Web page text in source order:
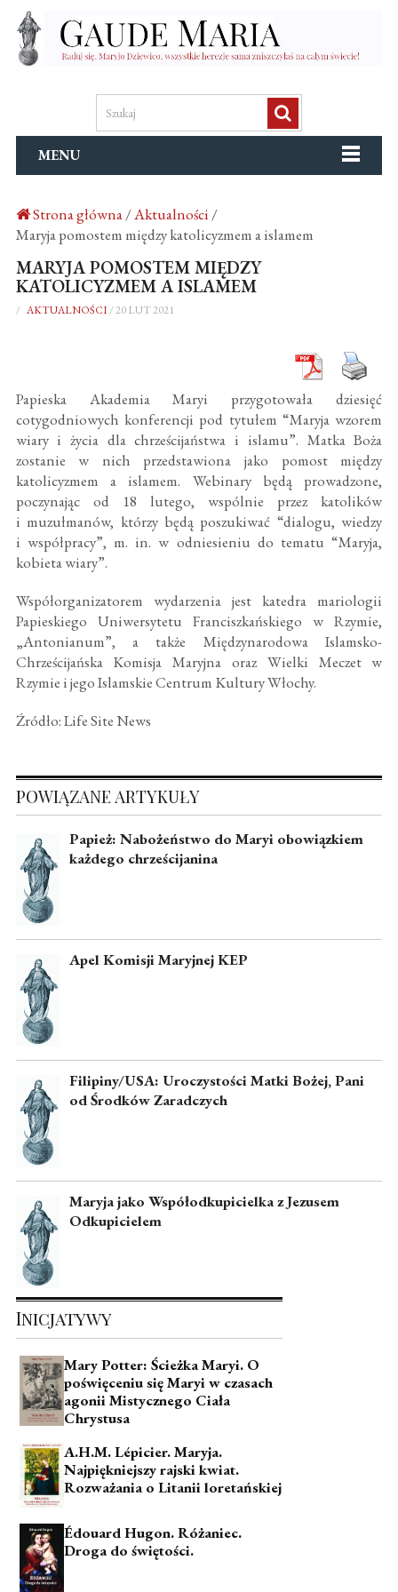
MENU
Strona główna/Aktualności /
Maryja pomostem między katolicyzmem a islamem
MARYJA POMOSTEM MIĘDZY
KATOLICYZMEM A ISLAMEM
/ AKTUALNOŚCI / 20 LUT 2021
Papieska Akademia Maryi przygotowała dziesięć
cotygodniowych konferencji pod tytułem “Maryja wzorem
wiary i życia dla chrześcijaństwa i islamu”. Matka Boża
zostanie w nich przedstawiona jako pomost między
katolicyzmem a islamem. Webinary będą prowadzone,
poczynając od 18 lutego, wspólnie przez katolików
i muzułmanów, którzy będą poszukiwać “dialogu, wiedzy
i współpracy”, m. in. w odniesieniu do tematu “Maryja,
kobieta wiary”.
Współorganizatorem wydarzenia jest katedra mariologii
Papieskiego Uniwersytetu Franciszkańskiego w Rzymie,
„Antonianum”, a także Międzynarodowa Islamsko-
Chrześcijańska Komisja Maryjna oraz Wielki Meczet w
Rzymie i jego Islamskie Centrum Kultury Włochy.
Źródło: Life Site News
POWIĄZANE ARTYKUŁY
Papież: Nabożeństwo do Maryi obowiązkiem
każdego chrześcijanina
Apel Komisji Maryjnej KEP
Filipiny/USA: Uroczystości Matki Bożej, Pani
od Środków Zaradczych
Maryja jako Współodkupicielka z Jezusem
Odkupicielem
Inicjatywy
Mary Potter: Ścieżka Maryi. O
poświęceniu się Maryi w czasach
agonii Mistycznego Ciała
Chrystusa
A.H.M. Lépicier. Maryja.
Najpiękniejszy rajski kwiat.
Rozważania o Litanii loretańskiej
Édouard Hugon. Różaniec.
Droga do świętości.